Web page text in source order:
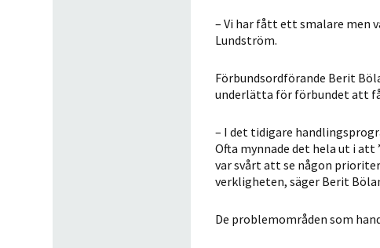
– Vi har fått ett smalare men
Lundström.
Förbundsordförande Berit
underlätta för förbundet att
– I det tidigare
Ofta mynnade det hela ut i att
var svårt att se någon
verkligheten, säger Berit
De problemområden som